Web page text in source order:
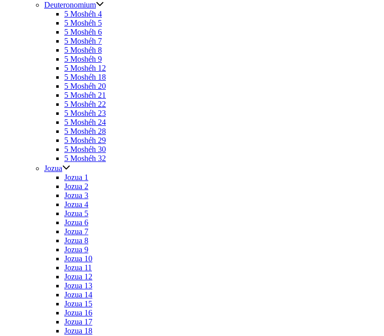
Deuteronomium
5 Moshéh 4
5 Moshéh 5
5 Moshéh 6
5 Moshéh 7
5 Moshéh 8
5 Moshéh 9
5 Moshéh 12
5 Moshéh 18
5 Moshéh 20
5 Moshéh 21
5 Moshéh 22
5 Moshéh 23
5 Moshéh 24
5 Moshéh 28
5 Moshéh 29
5 Moshéh 30
5 Moshéh 32
Jozua
Jozua 1
Jozua 2
Jozua 3
Jozua 4
Jozua 5
Jozua 6
Jozua 7
Jozua 8
Jozua 9
Jozua 10
Jozua 11
Jozua 12
Jozua 13
Jozua 14
Jozua 15
Jozua 16
Jozua 17
Jozua 18